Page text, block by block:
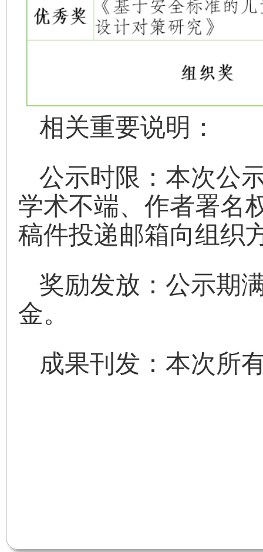
相关重要说明：
公示时限：本次公
学术不端、作者署名
稿件投递邮箱向组织
奖励发放：公示期
金。
成果刊发：本次所